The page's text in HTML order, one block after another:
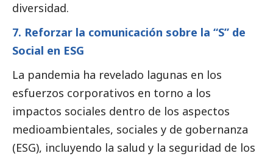
diversidad.
7. Reforzar la comunicación sobre la “S” de
Social en ESG
La pandemia ha revelado lagunas en los
esfuerzos corporativos en torno a los
impactos sociales dentro de los aspectos
medioambientales, sociales y de gobernanza
(ESG), incluyendo la salud y la seguridad de los